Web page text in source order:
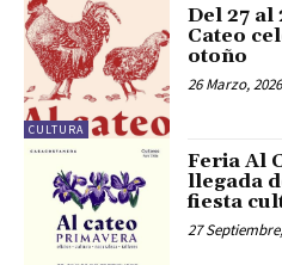
CULTURA
Del 27 al
Cateo
otoño
26 Marzo, 2026
Feria Al
llegada
fiesta
27